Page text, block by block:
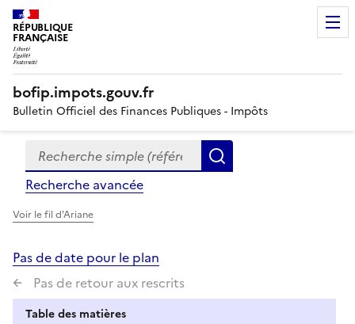
RÉPUBLIQUE
FRANÇAISE
bofip.impots.gouv.fr
Bulletin Officiel des Finances Publiques - Impôts
Formulaire
de
recherche
Recherche simple (références, mots clés, partie du
Recherche avancée
Voir le fil d'Ariane
Pas de date pour le plan
Pas de retour aux rescrits
Table des matières